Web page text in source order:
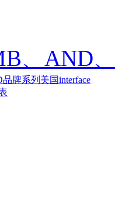
、AND
牌系列 美国interface